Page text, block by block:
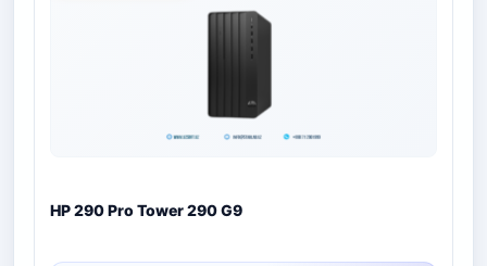
HP 290 Pro Tower 290 G9